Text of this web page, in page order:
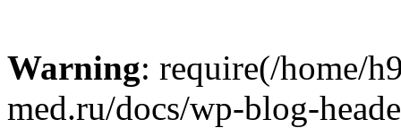
Warning: require(/home/
med.ru/docs/wp-blog-